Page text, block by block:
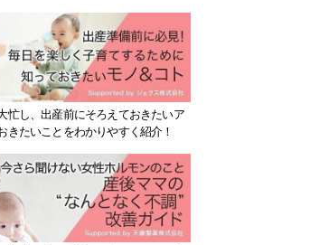
忙し、出産前にそろえておきたいア
きたいことをわかりやすく紹介！